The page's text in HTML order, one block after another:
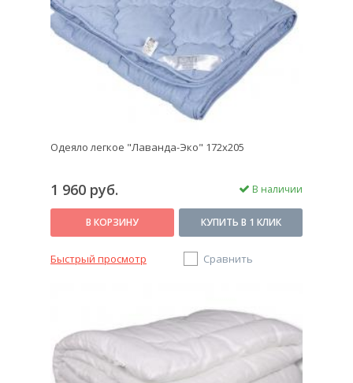
Одеяло легкое "Лаванда-Эко" 172х205
1 960 руб. В наличии
В КОРЗИНУ КУПИТЬ В 1 КЛИК
Быстрый просмотр Сравнить